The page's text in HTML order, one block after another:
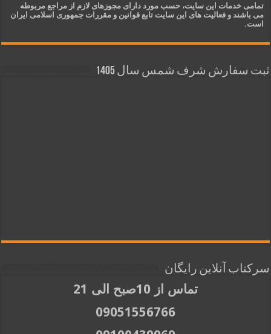
تمامی خدمات این سایت، حسب مورد دارای مجوزهای لازم از مراجع مربوطه
می باشند و فعالیت های این سایت تابع قوانین و مقررات جمهوری اسلامی ایران
است.
ثبت سفارش شرف شمس سال 1405
سرکتاب آنلاین رایگان
تماس از 10صبح الی 21
09051556766